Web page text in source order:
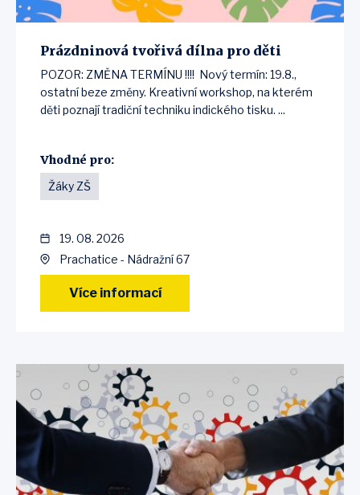
Prázdninová tvořivá dílna pro děti
POZOR: ZMĚNA TERMÍNU !!!! Nový termín: 19.8.,
ostatní beze změny. Kreativní workshop, na kterém
děti poznají tradiční techniku indického tisku. ...
Vhodné pro:
Žáky ZŠ
19. 08. 2026
Prachatice - Nádražní 67
Více informací